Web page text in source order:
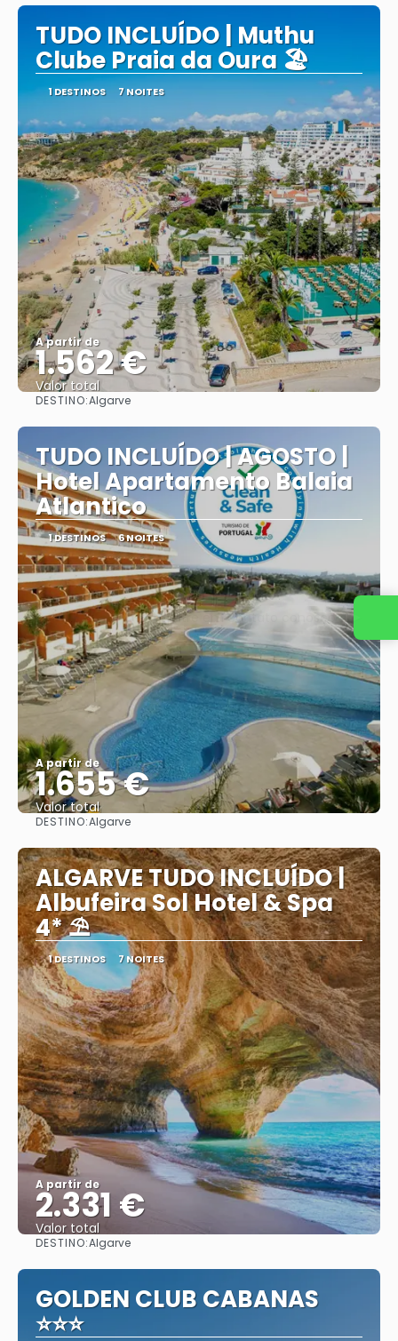
TUDO INCLUÍDO | Muthu
Clube Praia da Oura 🏖️
1 DESTINOS 7 NOITES
A partir de
1.562 €
Valor total
DESTINO:Algarve
TUDO INCLUÍDO | AGOSTO |
Hotel Apartamento Balaia
Atlantico
1 DESTINOS 6 NOITES
A partir de
1.655 €
Valor total
DESTINO:Algarve
ALGARVE TUDO INCLUÍDO |
Albufeira Sol Hotel & Spa
4* ⛱️
1 DESTINOS 7 NOITES
A partir de
2.331 €
Valor total
DESTINO:Algarve
GOLDEN CLUB CABANAS
⭐⭐⭐
Entre em contato conosco